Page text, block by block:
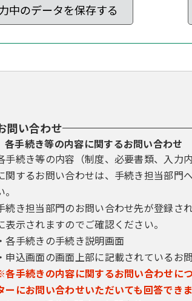
中のデータを保存する
問い合わせ
各手続き等の内容に関するお問い合わせ
手続き等の内容（制度、必要書類、入力
関するお問い合わせは、手続き担当部門
。
続き担当部門のお問い合わせ先が登録さ
表示されますのでご確認ください。
・各手続きの手続き説明画面
・申込画面の画面上部に記載されている
各手続きの内容に関するお問い合わせに
ーにお問い合わせいただいても回答できま